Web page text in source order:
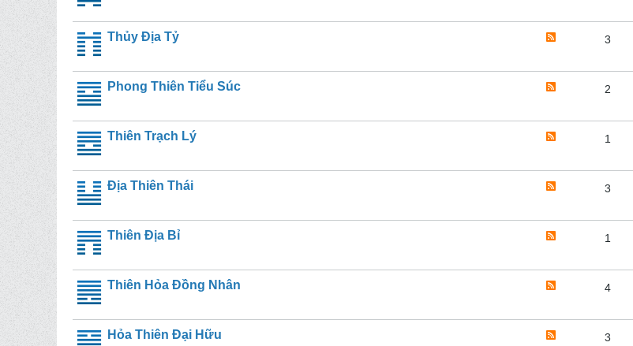
Thủy Địa Tỷ 3
Phong Thiên Tiểu Súc 2
Thiên Trạch Lý 1
Địa Thiên Thái 3
Thiên Địa Bỉ 1
Thiên Hỏa Đồng Nhân 4
Hỏa Thiên Đại Hữu 3